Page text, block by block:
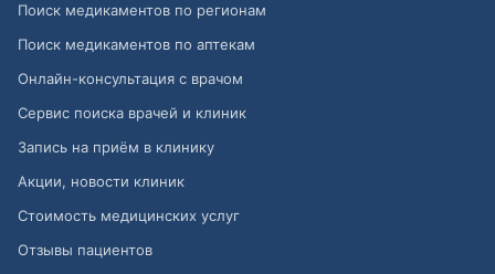
Поиск медикаментов по регионам
Поиск медикаментов по аптекам
Онлайн-консультация с врачом
Сервис поиска врачей и клиник
Запись на приём в клинику
Акции, новости клиник
Стоимость медицинских услуг
Отзывы пациентов